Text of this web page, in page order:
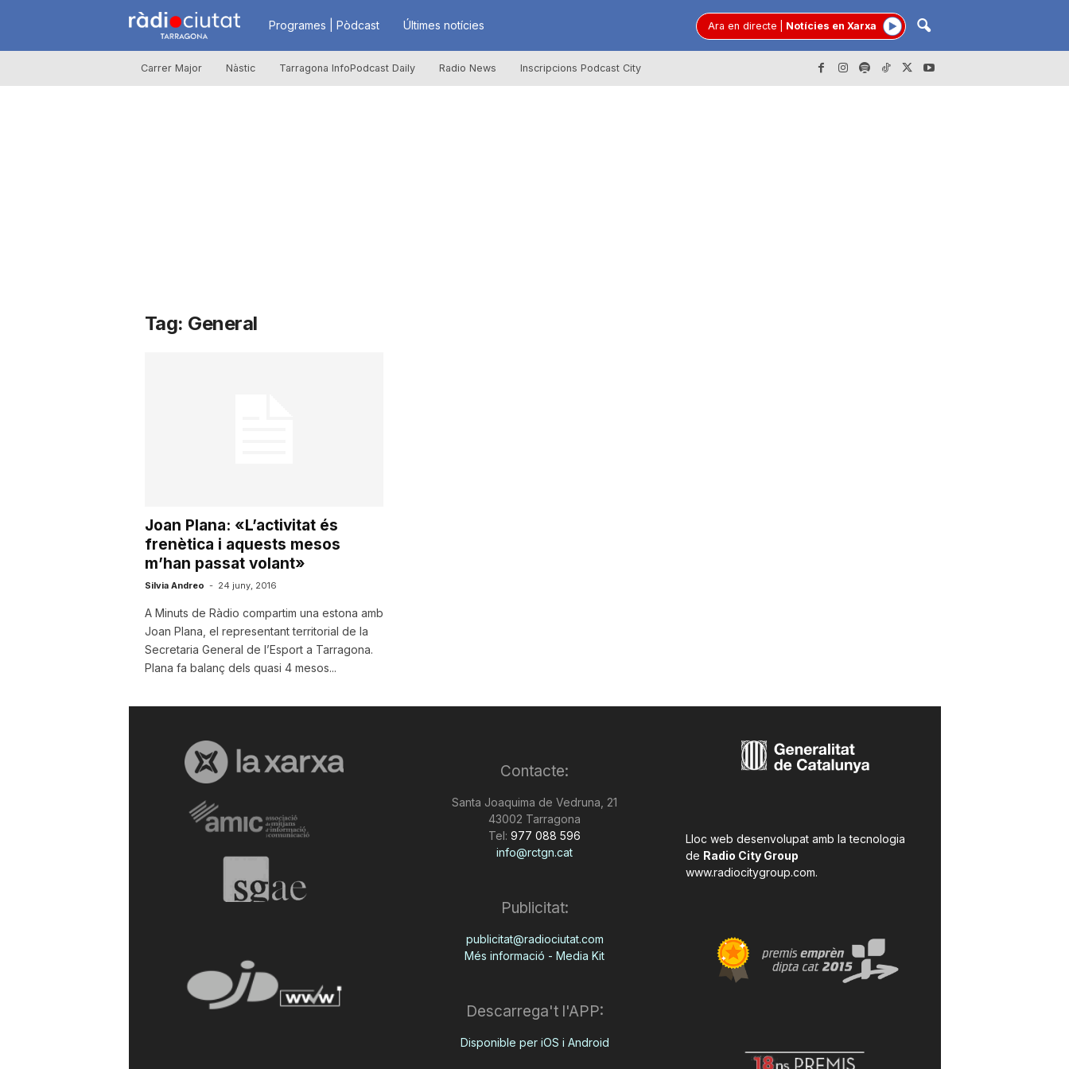
R
à
t
d
e
a
o
Programes | Pòdcast Últimes notícies Ara en directe Notícies en Xarxa
Carrer Major Nàstic Tarragona InfoPodcast Daily Radio News Inscripcions Podcast City
Tag: General
Joan Plana: «L’activitat és
frenètica i aquests mesos
m’han passat volant»
Silvia Andreo - 24 juny, 2016
A Minuts de Ràdio compartim una estona amb
Joan Plana, el representant territorial de la
Secretaria General de l’Esport a Tarragona.
Plana fa balanç dels quasi 4 mesos...
Contacte:
Santa Joaquima de Vedruna, 21
43002 Tarragona
Tel: 977 088 596
info@rctgn.cat
Publicitat:
publicitat@radiociutat.com
Més informació - Media Kit
Descarrega't l'APP:
Disponible per iOS i Android
Lloc web desenvolupat amb la tecnologia
de Radio City Group
www.radiocitygroup.com.